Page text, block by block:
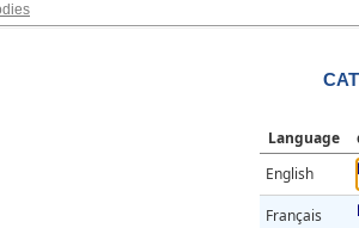
Language
English
Français